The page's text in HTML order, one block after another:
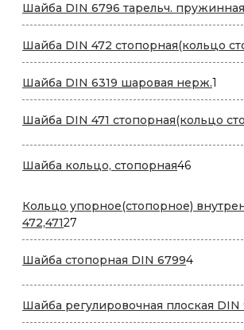
Шайба DIN 6796 тарельч.
Шайба DIN 472 стопорная(кольцо
Шайба DIN 6319 шаровая нерж.1
Шайба DIN 471 стопорная(кольцо
Шайба кольцо, стопорная4646
Кольцо упорное(стопорное)
472,47127
товаров
Шайба стопорная DIN 679944
Шайба регулировочная плоская DIN